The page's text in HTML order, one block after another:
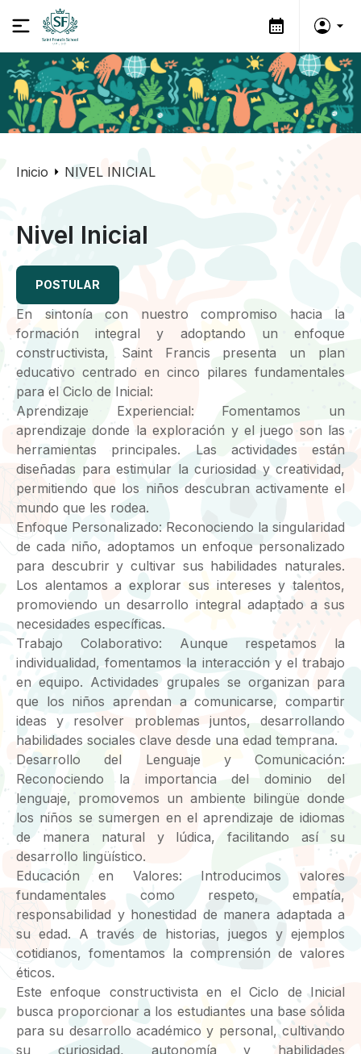
Inicio NIVEL INICIAL
Nivel Inicial
POSTULAR
En sintonía con nuestro compromiso hacia la
formación integral y adoptando un enfoque
constructivista, Saint Francis presenta un plan
educativo centrado en cinco pilares fundamentales
para el Ciclo de Inicial:
Aprendizaje Experiencial: Fomentamos un
aprendizaje donde la exploración y el juego son las
herramientas principales. Las actividades están
diseñadas para estimular la curiosidad y creatividad,
permitiendo que los niños descubran activamente el
mundo que les rodea.
Enfoque Personalizado: Reconociendo la singularidad
de cada niño, adoptamos un enfoque personalizado
para descubrir y cultivar sus habilidades naturales.
Los alentamos a explorar sus intereses y talentos,
promoviendo un desarrollo integral adaptado a sus
necesidades específicas.
Trabajo Colaborativo: Aunque respetamos la
individualidad, fomentamos la interacción y el trabajo
en equipo. Actividades grupales se organizan para
que los niños aprendan a comunicarse, compartir
ideas y resolver problemas juntos, desarrollando
habilidades sociales clave desde una edad temprana.
Desarrollo del Lenguaje y Comunicación:
Reconociendo la importancia del dominio del
lenguaje, promovemos un ambiente bilingüe donde
los niños se sumergen en el aprendizaje de idiomas
de manera natural y lúdica, facilitando así su
desarrollo lingüístico.
Educación en Valores: Introducimos valores
fundamentales como respeto, empatía,
responsabilidad y honestidad de manera adaptada a
su edad. A través de historias, juegos y ejemplos
cotidianos, fomentamos la comprensión de valores
éticos.
Este enfoque constructivista en el Ciclo de Inicial
busca proporcionar a los estudiantes una base sólida
para su desarrollo académico y personal, cultivando
su curiosidad, autonomía y habilidades